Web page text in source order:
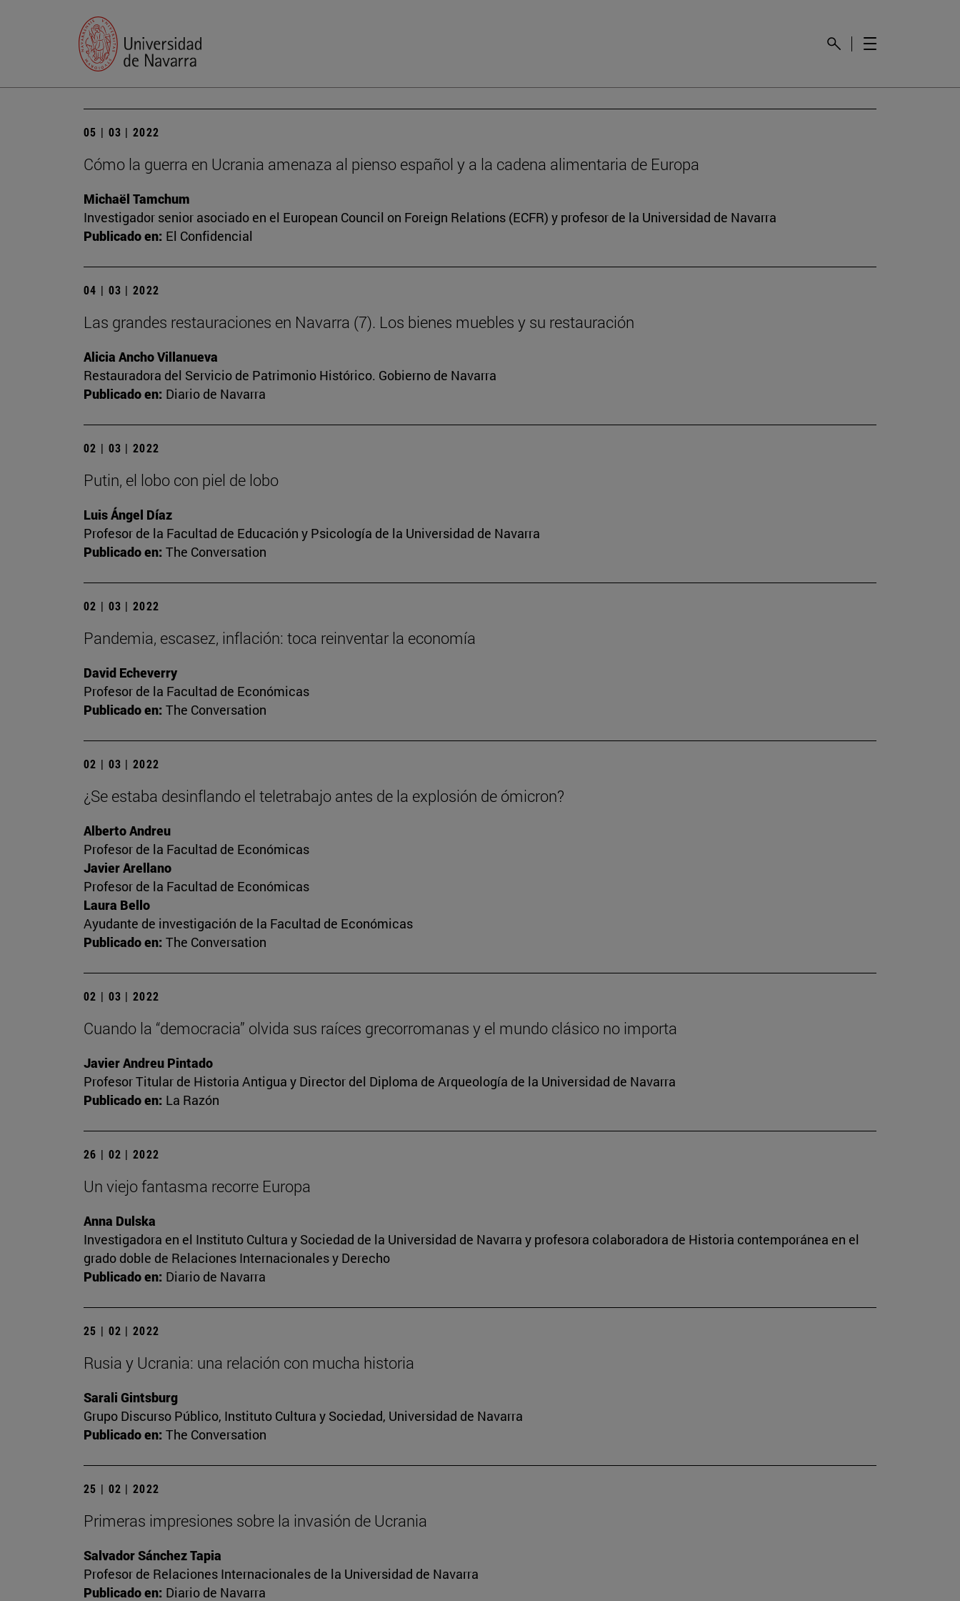
05 | 03 | 2022
Cómo la guerra en Ucrania amenaza al pienso español y a la cadena alimentaria de Europa
Michaël Tamchum
Investigador senior asociado en el European Council on Foreign Relations (ECFR) y profesor de la Universidad de Navarra
Publicado en: El Confidencial
04 | 03 | 2022
Las grandes restauraciones en Navarra (7). Los bienes muebles y su restauración
Alicia Ancho Villanueva
Restauradora del Servicio de Patrimonio Histórico. Gobierno de Navarra
Publicado en: Diario de Navarra
02 | 03 | 2022
Putin, el lobo con piel de lobo
Luis Ángel Díaz
Profesor de la Facultad de Educación y Psicología de la Universidad de Navarra
Publicado en: The Conversation
02 | 03 | 2022
Pandemia, escasez, inflación: toca reinventar la economía
David Echeverry
Profesor de la Facultad de Económicas
Publicado en: The Conversation
02 | 03 | 2022
¿Se estaba desinflando el teletrabajo antes de la explosión de ómicron?
Alberto Andreu
Profesor de la Facultad de Económicas
Javier Arellano
Profesor de la Facultad de Económicas
Laura Bello
Ayudante de investigación de la Facultad de Económicas
Publicado en: The Conversation
02 | 03 | 2022
Cuando la “democracia” olvida sus raíces grecorromanas y el mundo clásico no importa
Javier Andreu Pintado
Profesor Titular de Historia Antigua y Director del Diploma de Arqueología de la Universidad de Navarra
Publicado en: La Razón
26 | 02 | 2022
Un viejo fantasma recorre Europa
Anna Dulska
Investigadora en el Instituto Cultura y Sociedad de la Universidad de Navarra y profesora colaboradora de Historia contemporánea en el
grado doble de Relaciones Internacionales y Derecho
Publicado en: Diario de Navarra
25 | 02 | 2022
Rusia y Ucrania: una relación con mucha historia
Sarali Gintsburg
Grupo Discurso Público, Instituto Cultura y Sociedad, Universidad de Navarra
Publicado en: The Conversation
25 | 02 | 2022
Primeras impresiones sobre la invasión de Ucrania
Salvador Sánchez Tapia
Profesor de Relaciones Internacionales de la Universidad de Navarra
Publicado en: Diario de Navarra